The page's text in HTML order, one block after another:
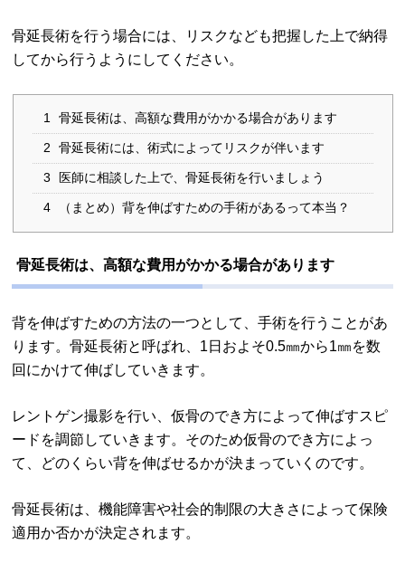
骨延長術を行う場合には、リスクなども把握した上で納得
してから行うようにしてください。
1 骨延長術は、高額な費用がかかる場合があります
2 骨延長術には、術式によってリスクが伴います
3 医師に相談した上で、骨延長術を行いましょう
4 （まとめ）背を伸ばすための手術があるって本当？
骨延長術は、高額な費用がかかる場合があります
背を伸ばすための方法の一つとして、手術を行うことがあ
ります。骨延長術と呼ばれ、1日およそ0.5㎜から1㎜を数
回にかけて伸ばしていきます。
レントゲン撮影を行い、仮骨のでき方によって伸ばすスピ
ードを調節していきます。そのため仮骨のでき方によっ
て、どのくらい背を伸ばせるかが決まっていくのです。
骨延長術は、機能障害や社会的制限の大きさによって保険
適用か否かが決定されます。